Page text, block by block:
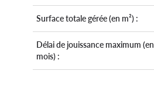
Surface totale gérée (en m²) :
Délai de jouissance maximum (en
mois) :